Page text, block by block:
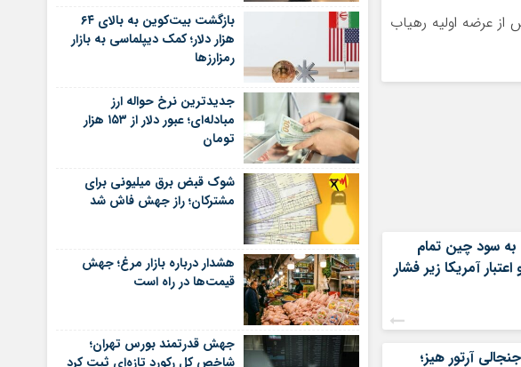
عرضه اولیه رهیاب
سود چین تمام
آمریکا زیر فشار
آرتور هیز؛
بازگشت بیت‌کوین به بالای ۶۴
هزار دلار؛ کمک دیپلماسی به بازار
رمزارزها
جدیدترین نرخ حواله ارز
مبادله‌ای؛ عبور دلار از ۱۵۳ هزار
تومان
شوک قبض برق میلیونی برای
مشترکان؛ راز جهش فاش شد
هشدار درباره بازار مرغ؛ جهش
قیمت‌ها در راه است
جهش قدرتمند بورس تهران؛
شاخص کل رکورد تازه‌ای ثبت کرد